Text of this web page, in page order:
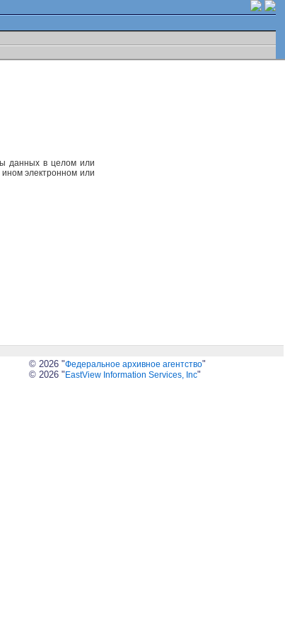
данных в целом или
электронном или
© 2026 "Федеральное архивное агентство"
© 2026 " EastView Information Services, Inc"